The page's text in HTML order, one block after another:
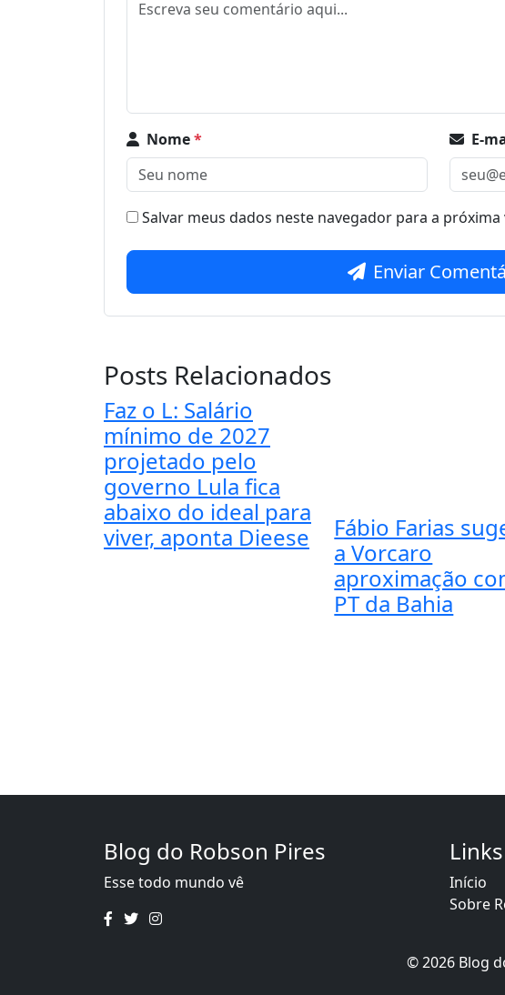
Nome* E-
Salvar meus dados neste navegador para a próxima
Enviar
Posts Relacionados
Faz o L: Salário
mínimo de 2027
projetado pelo
governo Lula fica
abaixo do ideal para
viver, aponta Dieese
Fábio Farias
a Vorcaro
aproximação
PT da Bahia
Blog do Robson Pires
Esse todo mundo vê
Início
Sobre
© 2026 Blog